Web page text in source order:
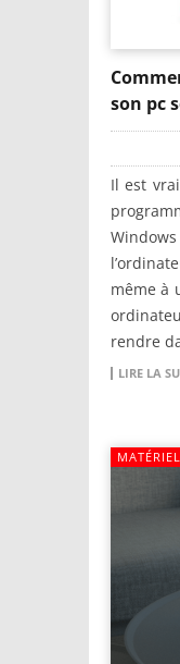
son pc
Il est
même à
rendre
LIRE LA
MATÉRIEL